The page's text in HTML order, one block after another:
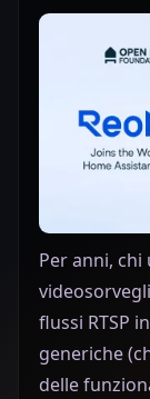
Per anni, chi
flussi RTSP
generiche
delle